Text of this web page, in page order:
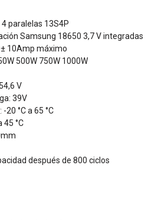
paralelas 13S4P
Samsung 18650 3,7 V integradas
10Amp máximo
500W 750W 1000W
V
39V
°C a 65 °C
45 °C
después de 800 ciclos